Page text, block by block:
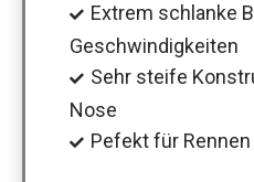
Extrem schlanke
Geschwindigkeiten
Sehr steife
Nose
Pefekt für Rennen